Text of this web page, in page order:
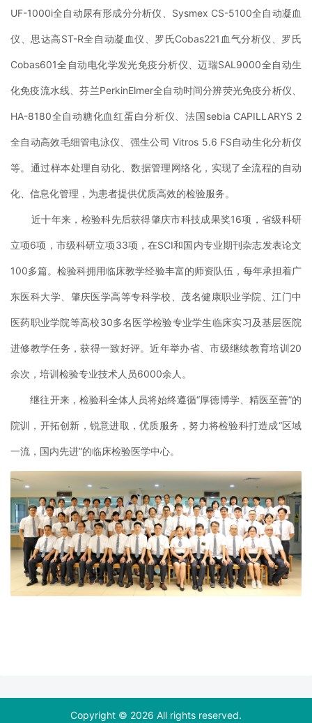
UF-1000i全自动尿有形成分分析仪、Sysmex CS-5100全自动凝血
仪、思达高ST-R全自动凝血仪、罗氏Cobas221血气分析仪、罗氏
Cobas601全自动电化学发光免疫分析仪、迈瑞SAL9000全自动生
化免疫流水线、芬兰PerkinElmer全自动时间分辨荧光免疫分析仪、
HA-8180全自动糖化血红蛋白分析仪、法国sebia CAPILLARYS 2
全自动高效毛细管电泳仪、强生公司 Vitros 5.6 FS自动生化分析仪
等。通过样本处理自动化、数据管理网络化，实现了全流程的自动
化、信息化管理，为患者提供优质高效的检验服务。
近十年来，检验科先后获得肇庆市科技成果奖16项，省级科研
立项6项，市级科研立项33项，在SCI和国内专业期刊杂志发表论文
100多篇。检验科拥用临床教学经验丰富的师资队伍，每年承担着广
东医科大学、肇庆医学高等专科学校、茂名健康职业学院、江门中
医药职业学院等高校30多名医学检验专业学生临床实习及基层医院
进修教学任务，获得一致好评。近年举办省、市级继续教育培训20
余次，培训检验专业技术人员6000余人。
继往开来，检验科全体人员将始终遵循“厚德博学、精医至善”的
院训，开拓创新，锐意进取，优质服务，努力将检验科打造成“区域
一流，国内先进”的临床检验医学中心。
Copyright © 2026 All rights reserved.